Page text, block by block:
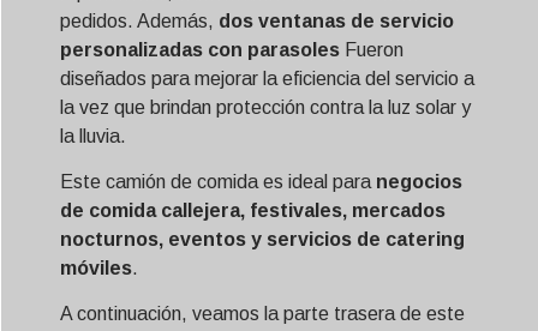
pedidos. Además, dos ventanas de servicio
personalizadas con parasoles Fueron
diseñados para mejorar la eficiencia del servicio a
la vez que brindan protección contra la luz solar y
la lluvia.
Este camión de comida es ideal para negocios
de comida callejera, festivales, mercados
nocturnos, eventos y servicios de catering
móviles.
A continuación, veamos la parte trasera de este